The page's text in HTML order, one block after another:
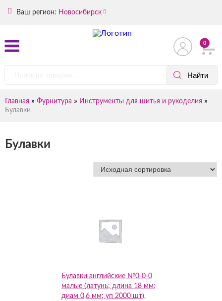
Ваш регион: Новосибирск
0
Главная » Фурнитура » Инструменты для шитья и рукоделия »
Булавки
Булавки
Булавки английские №0-0-0
малые (латунь; длина 18 мм;
диам 0,6 мм; уп 2000 шт),